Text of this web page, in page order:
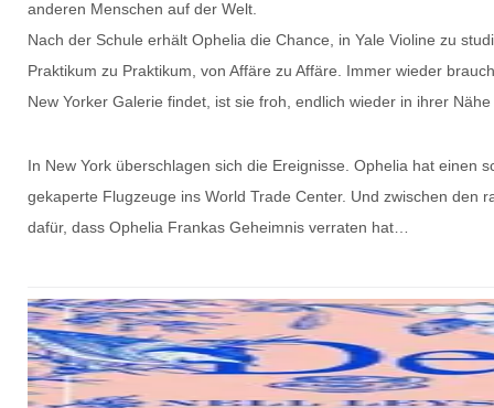
anderen Menschen auf der Welt.
Nach der Schule erhält Ophelia die Chance, in Yale Violine zu
Praktikum zu Praktikum, von Affäre zu Affäre. Immer wieder
New Yorker Galerie findet, ist sie froh, endlich wieder in ihrer
In New York überschlagen sich die Ereignisse. Ophelia hat einen
gekaperte Flugzeuge ins World Trade Center. Und zwischen den
dafür, dass Ophelia Frankas Geheimnis verraten hat…